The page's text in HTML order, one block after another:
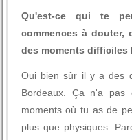
Qu'est-ce qui te
commences à douter,
des moments difficiles
Oui bien sûr il y a des
Bordeaux. Ça n'a
moments où tu as de
plus que physiques.